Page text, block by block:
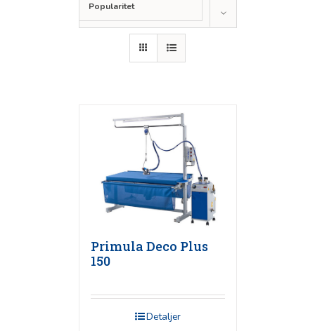
Popularitet
Visa
Primula Deco Plus
150
Detaljer